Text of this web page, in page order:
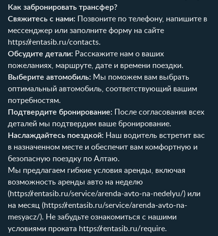
Как забронировать трансфер?
Свяжитесь с нами: Позвоните по телефону, напишите в
мессенджер или заполните форму на сайте
https://rentasib.ru/contacts.
Обсудите детали: Расскажите нам о ваших
пожеланиях, маршруте, дате и времени поездки.
Выберите автомобиль: Мы поможем вам выбрать
оптимальный автомобиль, соответствующий вашим
потребностям.
Подтвердите бронирование: После согласования всех
деталей мы подтвердим ваше бронирование.
Наслаждайтесь поездкой: Наш водитель встретит вас
в назначенном месте и обеспечит вам комфортную и
безопасную поездку по Алтаю.
Мы предлагаем гибкие условия аренды, включая
возможность аренды авто на неделю
(https://rentasib.ru/service/arenda-avto-na-nedelyu/) или
на месяц (https://rentasib.ru/service/arenda-avto-na-
mesyacz/). Не забудьте ознакомиться с нашими
условиями проката https://rentasib.ru/require.